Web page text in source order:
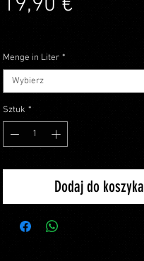
Menge in Liter *
Wybierz
Sztuk *
Dodaj do koszyka